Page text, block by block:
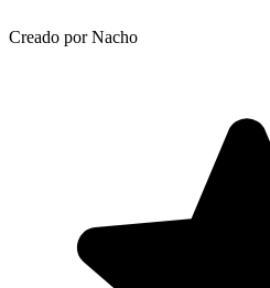
Creado por Nacho